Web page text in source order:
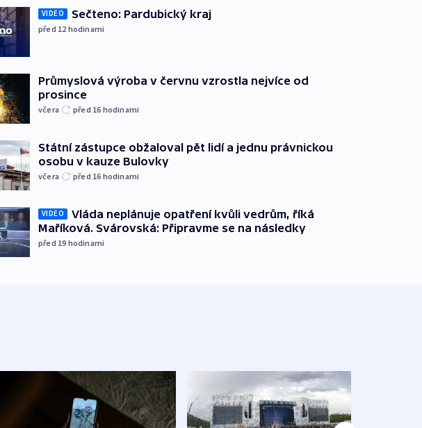
VIDEO Sečteno: Pardubický kraj
před 12 hodinami
Průmyslová výroba v červnu vzrostla nejvíce od
prosince
včera před 16 hodinami
Státní zástupce obžaloval pět lidí a jednu právnickou
osobu v kauze Bulovky
včera před 16 hodinami
VIDEO
Vláda neplánuje opatření kvůli vedrům, říká
Maříková. Svárovská: Připravme se na následky
před 19 hodinami